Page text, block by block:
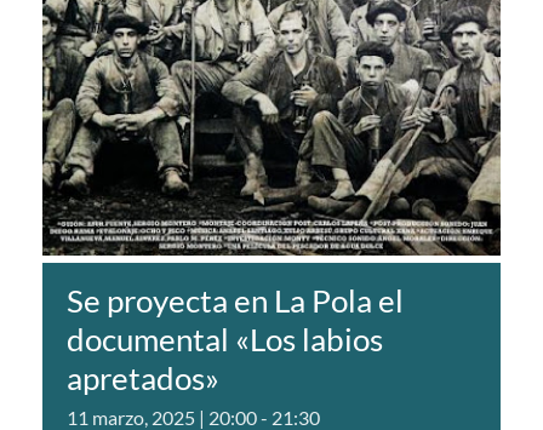
Se proyecta en La Pola el
documental «Los labios
apretados»
11 marzo, 2025 | 20:00- 21:30